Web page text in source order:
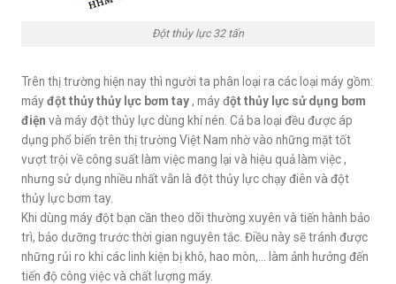
Đột thủy lực 32 tấn
Trên thị trường hiện nay thì người ta phân loại ra các loại máy gồm:
máyđột thủy thủy lực bơm tay, máy đột thủy lực sử dụng bơm
điện và máy đột thủy lực dùng khí nén. Cả ba loại đều được áp
dụng phổ biến trên thị trường Việt Nam nhờ vào những mặt tốt
vượt trội về công suất làm việc mang lại và hiệu quả làm việc ,
nhưng sử dụng nhiều nhất vẫn là đột thủy lực chạy điên và đột
thủy lực bơm tay.
Khi dùng máy đột bạn cần theo dõi thường xuyên và tiến hành bảo
trì, bảo dưỡng trước thời gian nguyên tắc. Điều này sẽ tránh được
những rủi ro khi các linh kiện bị khô, hao mòn,… làm ảnh hưởng đến
tiến độ công việc và chất lượng máy.